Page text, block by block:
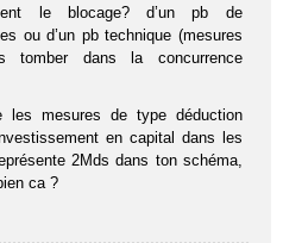
le blocage? d’un pb de
ou d’un pb technique (mesures
tomber dans la concurrence
mesures de type déduction
en capital dans les
2Mds dans ton schéma,
ca ?